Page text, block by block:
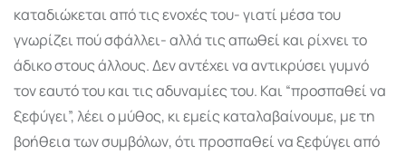
καταδιώκεται από τις ενοχές του- γιατί μέσα του
γνωρίζει πού σφάλλει- αλλά τις απωθεί και ρίχνει το
άδικο στους άλλους. Δεν αντέχει να αντικρύσει γυμνό
τον εαυτό του και τις αδυναμίες του. Και “προσπαθεί να
ξεφύγει”, λέει ο μύθος, κι εμείς καταλαβαίνουμε, με τη
βοήθεια των συμβόλων, ότι προσπαθεί να ξεφύγει από